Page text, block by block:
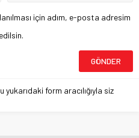
için adım, e-posta adresim
yukarıdaki form aracılığıyla siz